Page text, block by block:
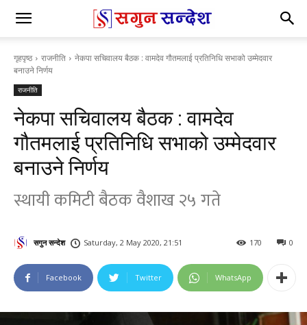
गृहपृष्ठ राजनीति
नेकपा सचिवालय बैठक : वामदेव गौतमलाई प्रतिनिधि सभाको उम्मेदवार
बनाउने निर्णय
राजनीति
नेकपा सचिवालय बैठक : वामदेव
गौतमलाई प्रतिनिधि सभाको उम्मेदवार
बनाउने निर्णय
स्थायी कमिटी बैठक वैशाख २५ गते
सगुन सन्देश Saturday, 2 May 2020, 21:51 0
170
Facebook Twitter WhatsApp